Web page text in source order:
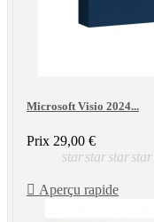
Microsoft Visio 2024...
Prix 29,00 €
star star star star
 Aperçu rapide